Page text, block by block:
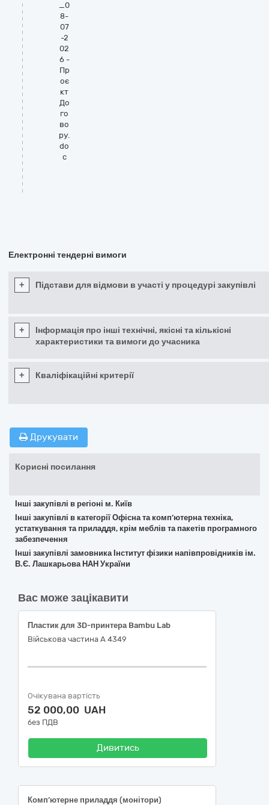
_0
8-
07
-2
02
6 -
Пр
оє
кт
До
го
во
ру.
do
c
Електронні тендерні вимоги
+ Підстави для відмови в участі у процедурі закупівлі
+
Інформація про інші технічні, якісні та кількісні
характеристики та вимоги до учасника
+ Кваліфікаційні критерії
Друкувати
Корисні посилання
Інші закупівлі в регіоні м. Київ
Інші закупівлі в категорії Офісна та комп’ютерна техніка,
устаткування та приладдя, крім меблів та пакетів програмного
забезпечення
Інші закупівлі замовника Інститут фізики напівпровідників ім.
В.Є. Лашкарьова НАН України
Вас може зацікавити
Пластик для 3D-принтера Bambu Lab
Військова частина А 4349
Очікувана вартість
52 000,00 UAH
без ПДВ
Дивитись
Комп’ютерне приладдя (монітори)